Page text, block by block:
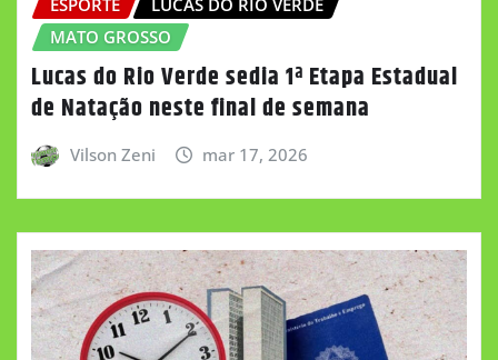
ESPORTE
LUCAS DO RIO VERDE
MATO GROSSO
Lucas do Rio Verde sedia 1ª Etapa Estadual
de Natação neste final de semana
Vilson Zeni mar 17, 2026